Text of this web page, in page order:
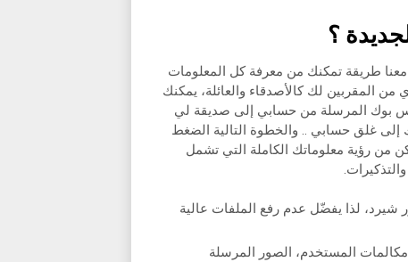
؟
طريقة تمكنك من معرفة كل المعلومات
من المقربين لك كالأصدقاء والعائلة، يمكنك
بوك المرسلة من حسابي إلى صديقة لي
غلق حسابي .. والخطوة التالية الضغط
رؤية معلوماتك الكاملة التي تشمل
لذا يفضّل عدم رفع الملفات عالية
المستخدم، الصور المرسلة